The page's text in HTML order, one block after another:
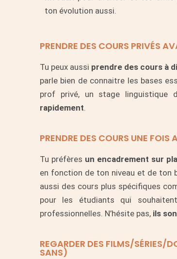
ton évolution aussi.
PRENDRE DES COURS PRIVÉS
Tu peux aussi prendre des cours à
parle bien de connaitre les bases
prof privé, un stage linguistique
rapidement.
PRENDRE DES COURS UNE FOIS
Tu préfères un encadrement sur
en fonction de ton niveau et de ton
aussi des cours plus spécifiques
pour les étudiants qui
professionnelles. N’hésite pas, ils
REGARDER DES FILMS/SÉRIES/
SANS)